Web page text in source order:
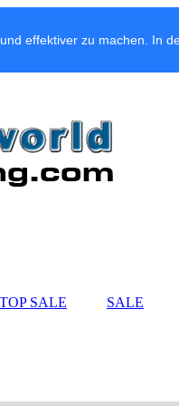
effektiver zu machen. In
TOP SALE SALE